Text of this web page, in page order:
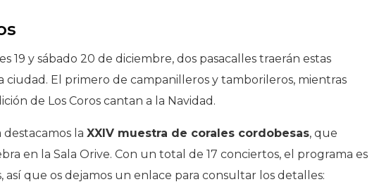
19 y sábado 20 de diciembre, dos pasacalles traerán estas
ciudad. El primero de campanilleros y tamborileros, mientras
de Los Coros cantan a la Navidad.
destacamos laXXIV muestra de corales cordobesas, que
en la Sala Orive. Con un total de 17 conciertos, el programa es
así que os dejamos un enlace para consultar los detalles: